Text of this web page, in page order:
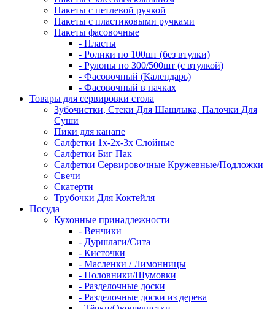
Пакеты с петлевой ручкой
Пакеты с пластиковыми ручками
Пакеты фасовочные
- Пласты
- Ролики по 100шт (без втулки)
- Рулоны по 300/500шт (с втулкой)
- Фасовочный (Календарь)
- Фасовочный в пачках
Товары для сервировки стола
Зубочистки, Стеки Для Шашлыка, Палочки Для
Суши
Пики для канапе
Салфетки 1х-2х-3х Слойные
Салфетки Биг Пак
Салфетки Сервировочные Кружевные/Подложки
Свечи
Скатерти
Трубочки Для Коктейля
Посуда
Кухонные принадлежности
- Венчики
- Дуршлаги/Сита
- Кисточки
- Масленки / Лимонницы
- Половники/Шумовки
- Разделочные доски
- Разделочные доски из дерева